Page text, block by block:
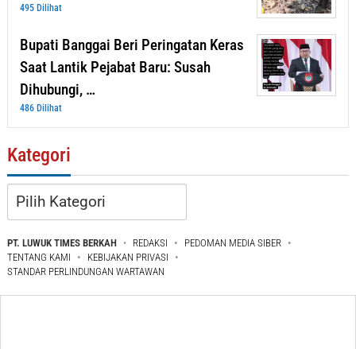
495 Dilihat
Bupati Banggai Beri Peringatan Keras
Saat Lantik Pejabat Baru: Susah
Dihubungi, …
486 Dilihat
Kategori
Kategori
PT. LUWUK TIMES BERKAH REDAKSI
PEDOMAN MEDIA SIBER
TENTANG KAMI
KEBIJAKAN PRIVASI
STANDAR PERLINDUNGAN WARTAWAN